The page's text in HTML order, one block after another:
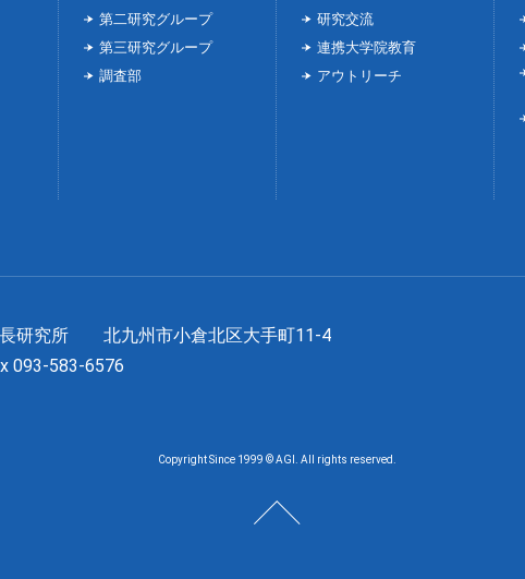
第二研究グループ
第三研究グループ
調査部
研究交流
連携大学院教育
アウトリーチ
長研究所 北九州市小倉北区大手町11-4
093-583-6576
Copyright Since 1999 © AGI. All rights reserved.